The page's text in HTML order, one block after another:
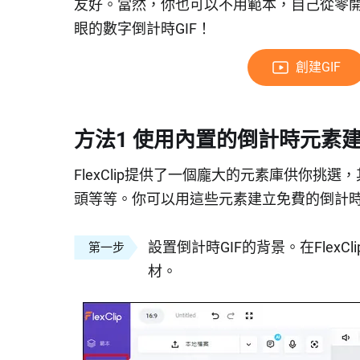
友好。當然，你也可以不用範本，自己從零
眼的數字倒計時GIF！
創建GIF
方法1 使用內置的倒計時元素
FlexClip提供了一個龐大的元素庫供你挑選
頭等等。你可以用這些元素建立免費的倒計
第一步
設置倒計時GIF的背景。在
材。